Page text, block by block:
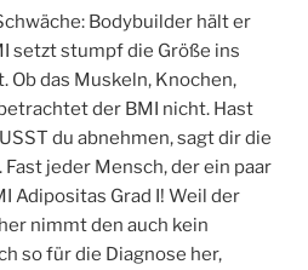
Bodybuilder hält er
setzt stumpf die Größe ins
Ob das Muskeln, Knochen,
der BMI nicht. Hast
du abnehmen, sagt dir die
jeder Mensch, der ein paar
Adipositas Grad I! Weil der
nimmt den auch kein
so für die Diagnose her,